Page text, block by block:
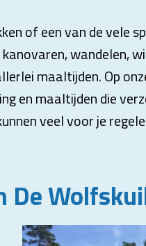
of een van de vele
wandelen,
maaltijden. Op
en maaltijden die
veel voor je
De